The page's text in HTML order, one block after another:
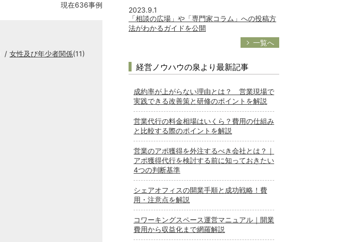
現在636事例
女性及び年少者関係(11)
2023.9.1
「相談の広場」や「専門家コラム」への投稿方
法がわかるガイドを公開
一覧へ
経営ノウハウの泉より最新記事
成約率が上がらない理由とは？ 営業現場で
実践できる改善策と研修のポイントを解説
営業代行の料金相場はいくら？費用の仕組み
と比較する際のポイントを解説
営業のアポ獲得を外注するべき会社とは？｜
アポ獲得代行を検討する前に知っておきたい
4つの判断基準
シェアオフィスの開業手順と成功戦略！費
用・注意点を解説
コワーキングスペース運営マニュアル｜開業
費用から収益化まで網羅解説